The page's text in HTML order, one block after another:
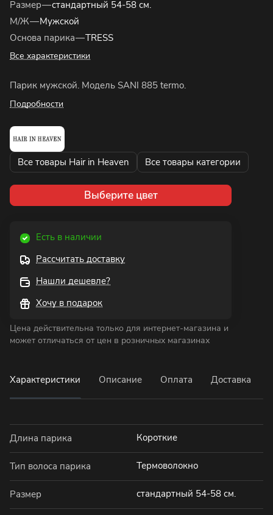
Размер—стандартный 54-58 см.
М/Ж—Мужской
Основа парика—TRESS
Все характеристики
Парик мужской. Модель SANI 885 termo.
Подробности
Все товары Hair in Heaven Все товары категории
Выберите цвет
Есть в наличии
Рассчитать доставку
Нашли дешевле?
Хочу в подарок
Цена действительна только для интернет-магазина и
может отличаться от цен в розничных магазинах
Характеристики Описание Оплата Доставка
Длина парика Короткие
Тип волоса парика Термоволокно
Размер стандартный 54-58 см.